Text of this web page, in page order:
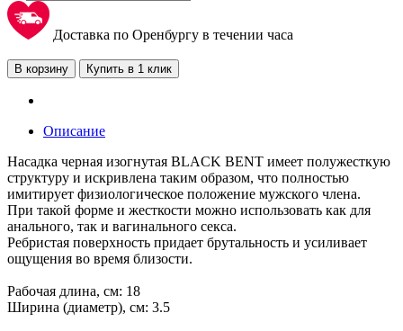
Доставка по Оренбургу в течении часа
В корзину Купить в 1 клик
Описание
Насадка черная изогнутая BLACK BENT имеет полужесткую
структуру и искривлена таким образом, что полностью
имитирует физиологическое положение мужского члена.
При такой форме и жесткости можно использовать как для
анального, так и вагинального секса.
Ребристая поверхность придает брутальность и усиливает
ощущения во время близости.
Рабочая длина, см: 18
Ширина (диаметр), см: 3.5